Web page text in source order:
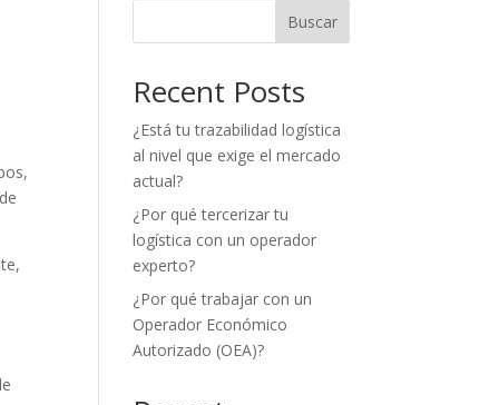
Buscar
Recent Posts
¿Está tu trazabilidad logística
al nivel que exige el mercado
actual?
¿Por qué tercerizar tu
logística con un operador
experto?
¿Por qué trabajar con un
Operador Económico
Autorizado (OEA)?